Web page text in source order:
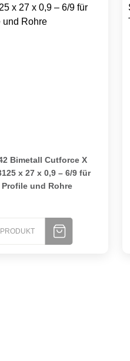
Bimetall Cutforce X
x 27 x 0,9 – 6/9 für
Profile und Rohre